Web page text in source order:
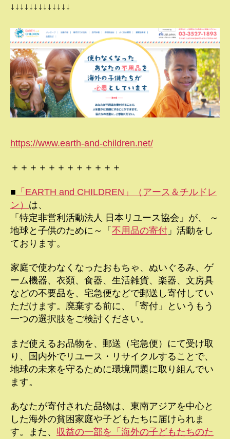
↓↓↓↓↓↓↓↓↓↓↓↓↓
https://www.earth-and-children.net/
＋＋＋＋＋＋＋＋＋＋＋＋
■ 「EARTH and CHILDREN」（アース＆チルドレ
ン） は、
「特定非営利活動法人 日本リユース協会」が、 ～
地球と子供のために～「 不用品の寄付 」活動をし
ております。
家庭で使わなくなったおもちゃ、ぬいぐるみ、ゲ
ーム機器、衣類、食器、生活雑貨、楽器、文房具
などの不要品を、宅急便などで郵送し寄付してい
ただけます。廃棄する前に、「寄付」というもう
一つの選択肢をご検討ください。
まだ使えるお品物を、郵送（宅急便）にて受け取
り、国内外でリユース・リサイクルすることで、
地球の未来を守るために環境問題に取り組んでい
ます。
あなたが寄付された品物は、東南アジアを中心と
した海外の貧困家庭や子どもたちに届けられま
す。また、 収益の一部を「海外の子どもたちのた